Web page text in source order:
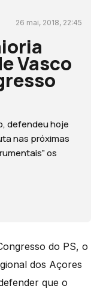
26 mai, 2018, 22:45
Vasco
defendeu hoje
nas próximas
os
do PS, o
dos Açores
que o